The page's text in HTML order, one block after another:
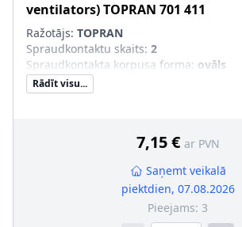
ventilators)TOPRAN 701 411
Ražotājs: TOPRAN
Spraudkontaktu skaits: 2
Spraudkontakta korpusa forma: ovāls
Rādīt visu...
7,15 € ar PVN
Saņemt veikalā
piektdien, 07.08.2026
Pieejams: 3